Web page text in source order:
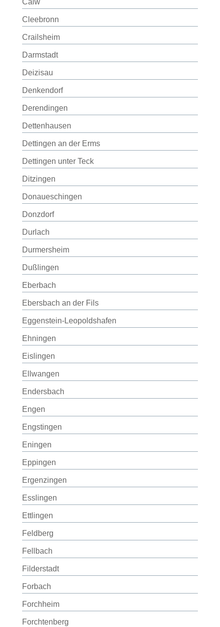
Calw
Cleebronn
Crailsheim
Darmstadt
Deizisau
Denkendorf
Derendingen
Dettenhausen
Dettingen an der Erms
Dettingen unter Teck
Ditzingen
Donaueschingen
Donzdorf
Durlach
Durmersheim
Dußlingen
Eberbach
Ebersbach an der Fils
Eggenstein-Leopoldshafen
Ehningen
Eislingen
Ellwangen
Endersbach
Engen
Engstingen
Eningen
Eppingen
Ergenzingen
Esslingen
Ettlingen
Feldberg
Fellbach
Filderstadt
Forbach
Forchheim
Forchtenberg